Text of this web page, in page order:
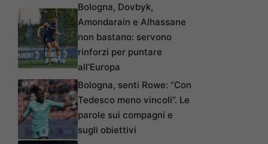
Bologna, Dovbyk,
Amondarain e Alhassane
non bastano: servono
rinforzi per puntare
all’Europa
Bologna, senti Rowe: “Con
Tedesco meno vincoli”. Le
parole sui compagni e
sugli obiettivi